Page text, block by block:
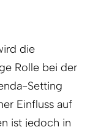
die
Rolle bei der
Setting
Einfluss auf
ist jedoch in